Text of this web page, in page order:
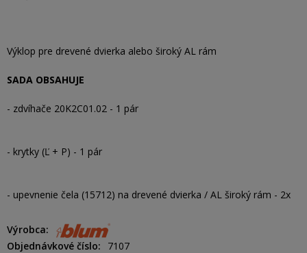
Výklop pre drevené dvierka alebo široký AL rám
SADA OBSAHUJE
- zdvíhače 20K2C01.02 - 1 pár
- krytky (Ľ + P) - 1 pár
- upevnenie čela (15712) na drevené dvierka / AL široký rám - 2x
Výrobca
Objednávkové číslo
7107